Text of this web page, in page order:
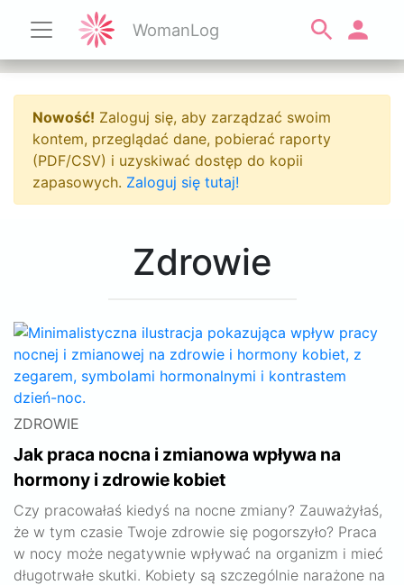
WomanLog
Nowość! Zaloguj się, aby zarządzać swoim
kontem, przeglądać dane, pobierać raporty
(PDF/CSV) i uzyskiwać dostęp do kopii
zapasowych. Zaloguj się tutaj!
Zdrowie
ZDROWIE
Jak praca nocna i zmianowa wpływa na
hormony i zdrowie kobiet
Czy pracowałaś kiedyś na nocne zmiany? Zauważyłaś,
że w tym czasie Twoje zdrowie się pogorszyło? Praca
w nocy może negatywnie wpływać na organizm i mieć
długotrwałe skutki. Kobiety są szczególnie narażone na